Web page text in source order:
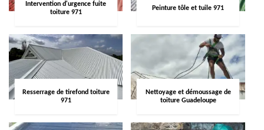
Intervention d'urgence fuite
toiture 971
Peinture tôle et tuile 971
Resserrage de tirefond toiture
971
Nettoyage et démoussage de
toiture Guadeloupe